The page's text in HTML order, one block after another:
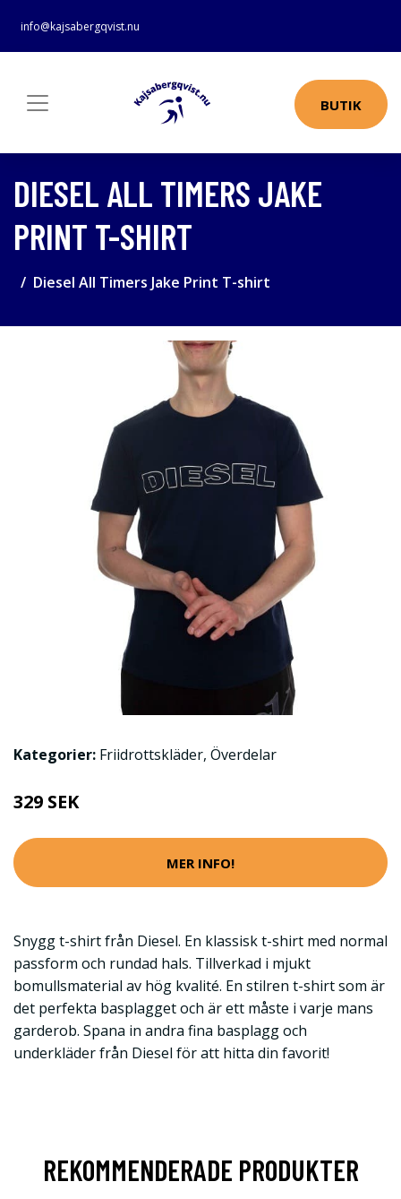
info@kajsabergqvist.nu
BUTIK
DIESEL ALL TIMERS JAKE
PRINT T-SHIRT
Diesel All Timers Jake Print T-shirt
Kategorier: Friidrottskläder, Överdelar
329 SEK
MER INFO!
Snygg t-shirt från Diesel. En klassisk t-shirt med normal
passform och rundad hals. Tillverkad i mjukt
bomullsmaterial av hög kvalité. En stilren t-shirt som är
det perfekta basplagget och är ett måste i varje mans
garderob. Spana in andra fina basplagg och
underkläder från Diesel för att hitta din favorit!
REKOMMENDERADE PRODUKTER